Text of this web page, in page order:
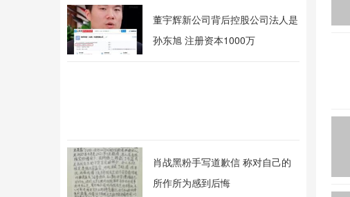
董宇辉新公司背后控股公司法人是
孙东旭 注册资本1000万
肖战黑粉手写道歉信 称对自己的
所作所为感到后悔